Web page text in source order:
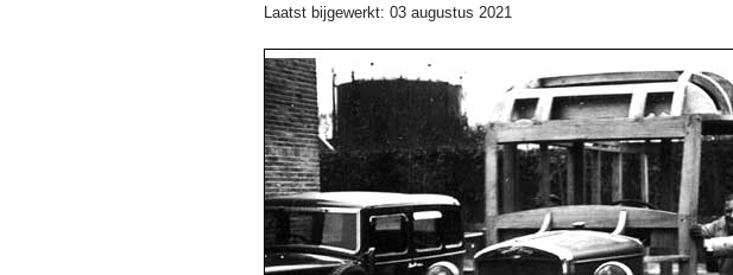
Laatst bijgewerkt: 03 augustus 2021